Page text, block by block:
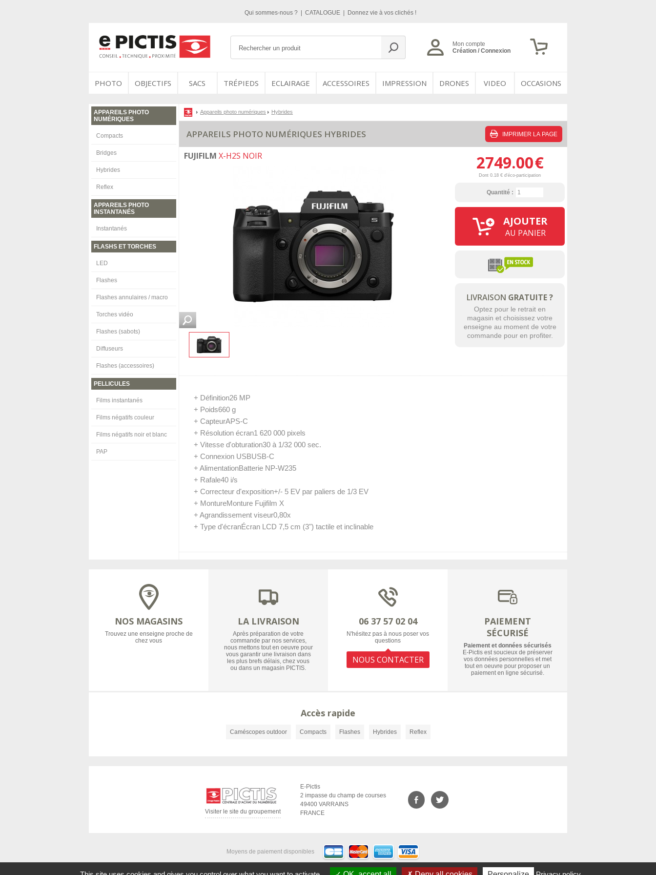
Qui sommes-nous ? CATALOGUE Donnez vie à vos clichés !
Mon compte
Création / Connexion
PHOTO OBJECTIFS SACS TRÉPIEDS ECLAIRAGE ACCESSOIRES IMPRESSION DRONES VIDEO OCCASIONS
APPAREILS PHOTO
NUMÉRIQUES
Compacts
Bridges
Hybrides
Reflex
APPAREILS PHOTO
INSTANTANÉS
Instantanés
FLASHS ET TORCHES
LED
Flashes
Flashes annulaires / macro
Torches vidéo
Flashes (sabots)
Diffuseurs
Flashes (accessoires)
PELLICULES
Films instantanés
Films négatifs couleur
Films négatifs noir et blanc
PAP
IMPRIMER LA PAGE
Appareils photo numériques Hybrides
APPAREILS PHOTO NUMÉRIQUES HYBRIDES
FUJIFILM X-H2S NOIR 2749.00€
Dont 0.18 € d'éco-participation
Quantité :
AJOUTER
AU PANIER
LIVRAISON GRATUITE ?
Optez pour le retrait en
magasin et choisissez votre
enseigne au moment de votre
commande pour en profiter.
+ Définition26 MP
+ Poids660 g
+ CapteurAPS-C
+ Résolution écran1 620 000 pixels
+ Vitesse d'obturation30 à 1/32 000 sec.
+ Connexion USBUSB-C
+ AlimentationBatterie NP-W235
+ Rafale40 i/s
+ Correcteur d'exposition+/- 5 EV par paliers de 1/3 EV
+ MontureMonture Fujifilm X
+ Agrandissement viseur0,80x
+ Type d'écranÉcran LCD 7,5 cm (3") tactile et inclinable
NOS MAGASINS
Trouvez une enseigne proche de
chez vous
LA LIVRAISON
Après préparation de votre
commande par nos services,
nous mettons tout en oeuvre pour
vous garantir une livraison dans
les plus brefs délais, chez vous
ou dans un magasin PICTIS.
06 37 57 02 04
N'hésitez pas à nous poser vos
questions
NOUS CONTACTER
PAIEMENT
SÉCURISÉ
Paiement et données sécurisés
E-Pictis est soucieux de préserver
vos données personnelles et met
tout en oeuvre pour proposer un
paiement en ligne sécurisé.
Accès rapide
Caméscopes outdoor Compacts Flashes Hybrides Reflex
Visiter le site du groupement
E-Pictis
2 impasse du champ de courses
49400 VARRAINS
FRANCE
Moyens de paiement disponibles